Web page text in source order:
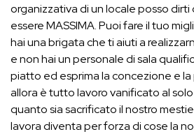
organizzativa di un locale posso dirti
essere MASSIMA. Puoi fare il tuo
hai una brigata che ti aiuti a
e non hai un personale di sala
piatto ed esprima la concezione e la
allora è tutto lavoro vanificato al
quanto sia sacrificato il nostro
lavora diventa per forza di cose la